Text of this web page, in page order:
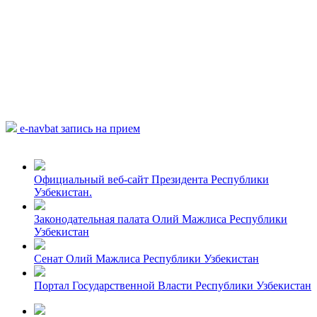
e-navbat запись на прием
Официальный веб-сайт Президента Республики
Узбекистан.
Законодательная палата Олий Мажлиса Республики
Узбекистан
Сенат Олий Мажлиса Республики Узбекистан
Портал Государственной Власти Республики Узбекистан